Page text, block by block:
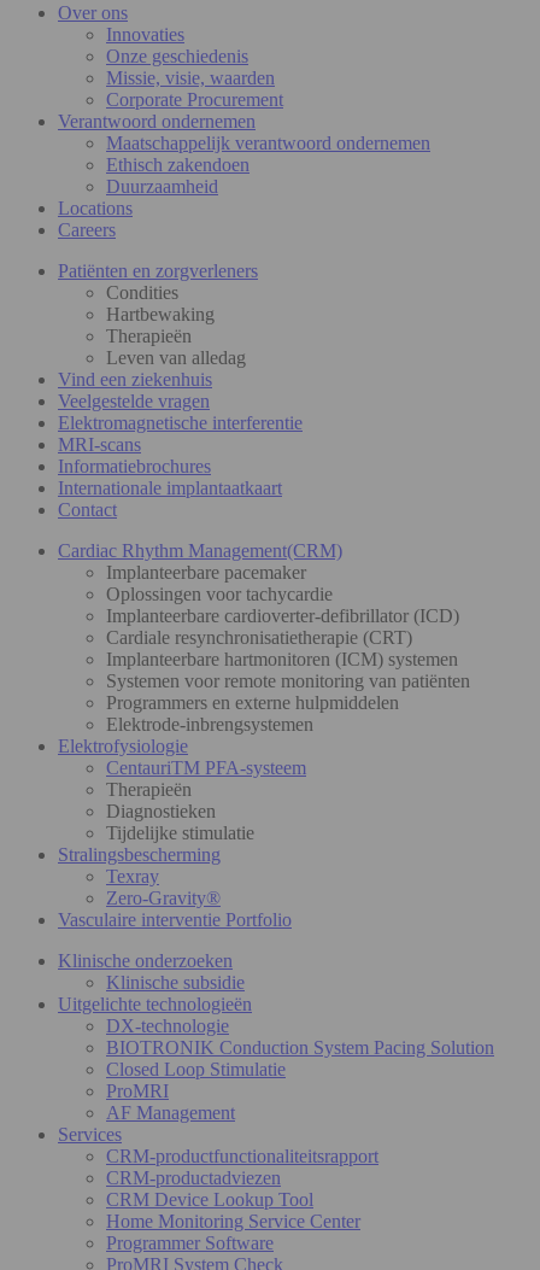
Over ons
Innovaties
Onze geschiedenis
Missie, visie, waarden
Corporate Procurement
Verantwoord ondernemen
Maatschappelijk verantwoord ondernemen
Ethisch zakendoen
Duurzaamheid
Locations
Careers
Patiënten en zorgverleners
Condities
Hartbewaking
Therapieën
Leven van alledag
Vind een ziekenhuis
Veelgestelde vragen
Elektromagnetische interferentie
MRI-scans
Informatiebrochures
Internationale implantaatkaart
Contact
Cardiac Rhythm Management(CRM)
Implanteerbare pacemaker
Oplossingen voor tachycardie
Implanteerbare cardioverter-defibrillator (ICD)
Cardiale resynchronisatietherapie (CRT)
Implanteerbare hartmonitoren (ICM) systemen
Systemen voor remote monitoring van patiënten
Programmers en externe hulpmiddelen
Elektrode-inbrengsystemen
Elektrofysiologie
CentauriTM PFA-systeem
Therapieën
Diagnostieken
Tijdelijke stimulatie
Stralingsbescherming
Texray
Zero-Gravity®
Vasculaire interventie Portfolio
Klinische onderzoeken
Klinische subsidie
Uitgelichte technologieën
DX-technologie
BIOTRONIK Conduction System Pacing Solution
Closed Loop Stimulatie
ProMRI
AF Management
Services
CRM-productfunctionaliteitsrapport
CRM-productadviezen
CRM Device Lookup Tool
Home Monitoring Service Center
Programmer Software
ProMRI System Check